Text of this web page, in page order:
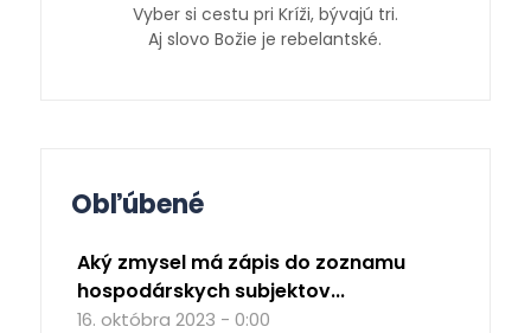
Vyber si cestu pri Kríži, bývajú tri.
Aj slovo Božie je rebelantské.
Obľúbené
Aký zmysel má zápis do zoznamu
hospodárskych subjektov...
16. októbra 2023 - 0:00